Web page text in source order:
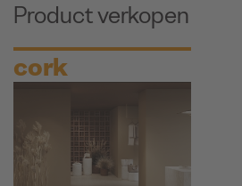
Product verkopen
cork